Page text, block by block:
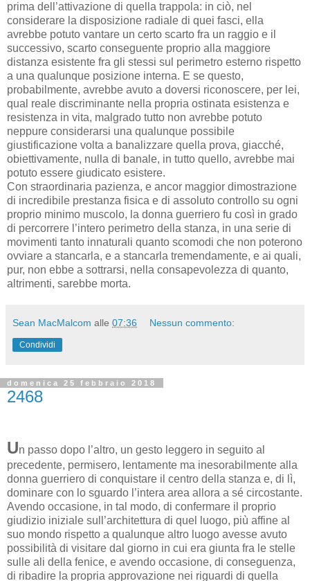
prima dell’attivazione di quella trappola: in ciò, nel
considerare la disposizione radiale di quei fasci, ella
avrebbe potuto vantare un certo scarto fra un raggio e il
successivo, scarto conseguente proprio alla maggiore
distanza esistente fra gli stessi sul perimetro esterno rispetto
a una qualunque posizione interna. E se questo,
probabilmente, avrebbe avuto a doversi riconoscere, per lei,
qual reale discriminante nella propria ostinata esistenza e
resistenza in vita, malgrado tutto non avrebbe potuto
neppure considerarsi una qualunque possibile
giustificazione volta a banalizzare quella prova, giacché,
obiettivamente, nulla di banale, in tutto quello, avrebbe mai
potuto essere giudicato esistere.
Con straordinaria pazienza, e ancor maggior dimostrazione
di incredibile prestanza fisica e di assoluto controllo su ogni
proprio minimo muscolo, la donna guerriero fu così in grado
di percorrere l’intero perimetro della stanza, in una serie di
movimenti tanto innaturali quanto scomodi che non poterono
ovviare a stancarla, e a stancarla tremendamente, e ai quali,
pur, non ebbe a sottrarsi, nella consapevolezza di quanto,
altrimenti, sarebbe morta.
Sean MacMalcom alle 07:36 Nessun commento:
Condividi
domenica 25 febbraio 2018
2468
Un passo dopo l’altro, un gesto leggero in seguito al
precedente, permisero, lentamente ma inesorabilmente alla
donna guerriero di conquistare il centro della stanza e, di lì,
dominare con lo sguardo l’intera area allora a sé circostante.
Avendo occasione, in tal modo, di confermare il proprio
giudizio iniziale sull’architettura di quel luogo, più affine al
suo mondo rispetto a qualunque altro luogo avesse avuto
possibilità di visitare dal giorno in cui era giunta fra le stelle
sulle ali della fenice, e avendo occasione, di conseguenza,
di ribadire la propria approvazione nei riguardi di quella